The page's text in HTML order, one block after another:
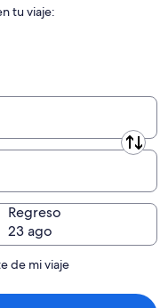
tu viaje:
Regreso
23 ago
de mi viaje